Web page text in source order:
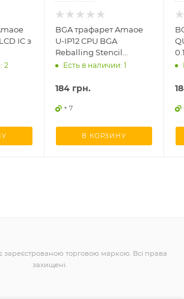
IC з
2
BGA трафарет Amaoe
U-IP12 CPU BGA
Reballing Stencil
0.12mm, iPhone 16 series
Есть в наличии: 1
184 грн.
+ 7
В КОРЗИНУ
зареєстрованою торговою маркою. Всі права
захищені.